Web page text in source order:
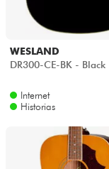
WESLAND
DR300-CE-BK - Black
Internet
Historias